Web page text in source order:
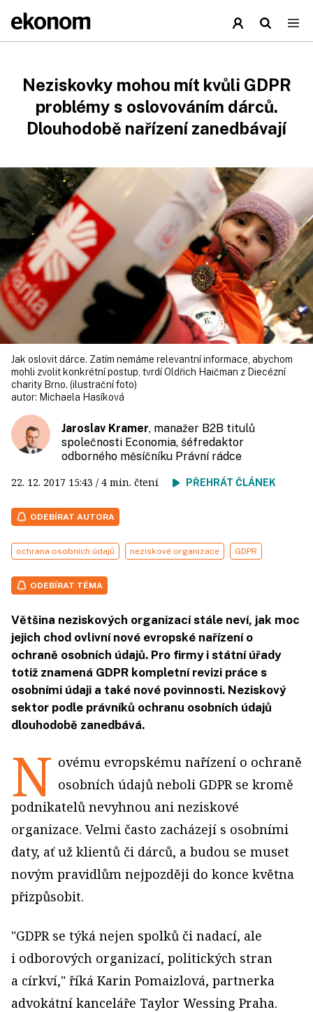
Neziskovky mohou mít kvůli GDPR
problémy s oslovováním dárců.
Dlouhodobě nařízení zanedbávají
Jak oslovit dárce. Zatím nemáme relevantní informace, abychom
mohli zvolit konkrétní postup, tvrdí Oldřich Haičman z Diecézní
charity Brno. (ilustrační foto)
autor: Michaela Hasíková
Jaroslav Kramer, manažer B2B titulů
společnosti Economia, šéfredaktor
odborného měsíčníku Právní rádce
22. 12. 2017 15:43 / 4 min. čtení PŘEHRÁT ČLÁNEK
ODEBÍRAT AUTORA
ochrana osobních údajů neziskové organizace GDPR
ODEBÍRAT TÉMA
Většina neziskových organizací stále neví, jak moc
jejich chod ovlivní nové evropské nařízení o
ochraně osobních údajů. Pro firmy i státní úřady
totiž znamená GDPR kompletní revizi práce s
osobními údaji a také nové povinnosti. Neziskový
sektor podle právníků ochranu osobních údajů
dlouhodobě zanedbává.
N ovému evropskému nařízení o ochraně
osobních údajů neboli GDPR se kromě
podnikatelů nevyhnou ani neziskové
organizace. Velmi často zacházejí s osobními
daty, ať už klientů či dárců, a budou se muset
novým pravidlům nejpozději do konce května
přizpůsobit.
"GDPR se týká nejen spolků či nadací, ale
i odborových organizací, politických stran
a církví," říká Karin Pomaizlová, partnerka
advokátní kanceláře ­Taylor Wessing Praha.